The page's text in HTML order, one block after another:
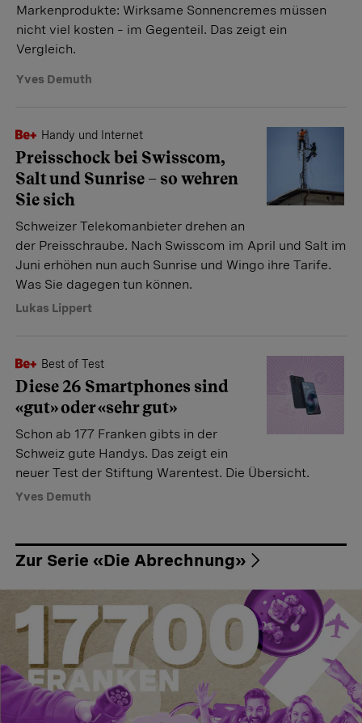
Markenprodukte: Wirksame Sonnencremes müssen
nicht viel kosten – im Gegenteil. Das zeigt ein
Vergleich.
Yves Demuth
Handy und Internet
Preisschock bei Swisscom,
Salt und Sunrise – so wehren
Sie sich
Schweizer Telekomanbieter drehen an
der Preisschraube. Nach Swisscom im April und Salt im
Juni erhöhen nun auch Sunrise und Wingo ihre Tarife.
Was Sie dagegen tun können.
Lukas Lippert
Best of Test
Diese 26 Smartphones sind
«gut» oder «sehr gut»
Schon ab 177 Franken gibts in der
Schweiz gute Handys. Das zeigt ein
neuer Test der Stiftung Warentest. Die Übersicht.
Yves Demuth
Zur Serie «Die Abrechnung»